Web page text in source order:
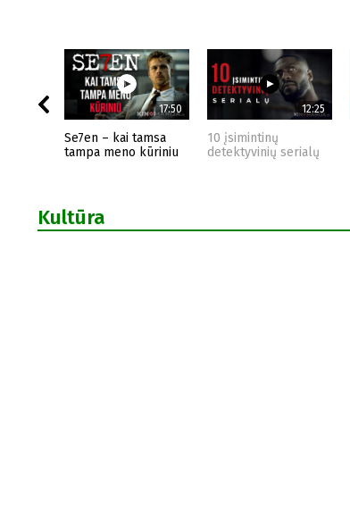
17:50
Se7en – kai tamsa
tampa meno kūriniu
12:25
10 įsimintinų
detektyvinių serialų
Kultūra